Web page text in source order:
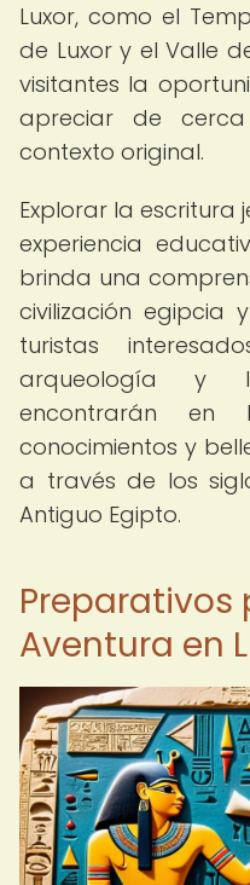
Luxor, como el
de Luxor y el Valle
visitantes la
apreciar de
contexto original.
Explorar la escritura
experiencia
brinda una
civilización egipcia
turistas
arqueología y
encontrarán en
conocimientos y
a través de los
Antiguo Egipto.
Preparativos
Aventura en